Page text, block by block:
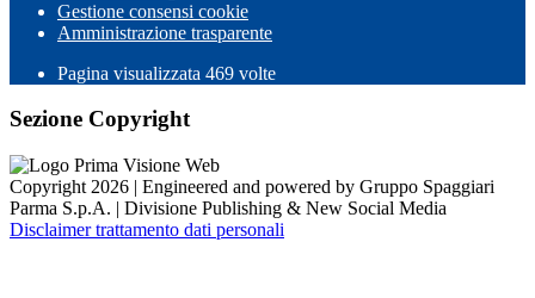
Gestione consensi cookie
Amministrazione trasparente
Pagina visualizzata 469 volte
Sezione Copyright
Copyright 2026 | Engineered and powered by Gruppo Spaggiari
Parma S.p.A. | Divisione Publishing & New Social Media
Disclaimer trattamento dati personali